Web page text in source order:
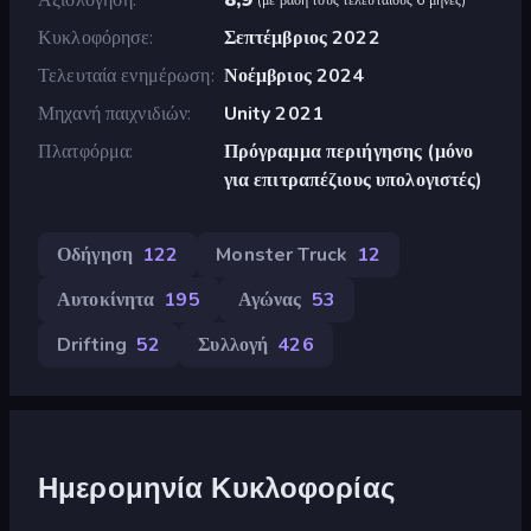
Κυκλοφόρησε
Σεπτέμβριος 2022
Τελευταία ενημέρωση Νοέμβριος 2024
Μηχανή παιχνιδιών
Unity 2021
Πλατφόρμα
Πρόγραμμα περιήγησης (μόνο
για επιτραπέζιους υπολογιστές)
Οδήγηση 122 Monster Truck 12
Αυτοκίνητα 195 Αγώνας 53
Drifting 52 Συλλογή 426
Ημερομηνία Κυκλοφορίας